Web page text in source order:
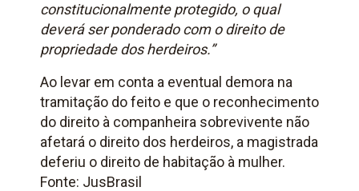
constitucionalmente protegido, o qual
deverá ser ponderado com o direito de
propriedade dos herdeiros.”
Ao levar em conta a eventual demora na
tramitação do feito e que o reconhecimento
do direito à companheira sobrevivente não
afetará o direito dos herdeiros, a magistrada
deferiu o direito de habitação à mulher.
Fonte: JusBrasil